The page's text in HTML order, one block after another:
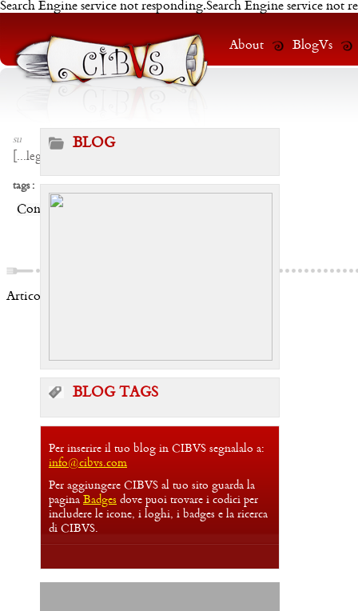
Search Engine service not responding.Search Engine service not
About BlogVs
su
...leggi
tags :
Condividi:
Articoli correlati:
BLOG
BLOG TAGS
Per inserire il tuo blog in CIBVS segnalalo a:
info@cibvs.com
Per aggiungere CIBVS al tuo sito guarda la
pagina Badges dove puoi trovare i codici per
includere le icone, i loghi, i badges e la ricerca
di CIBVS.